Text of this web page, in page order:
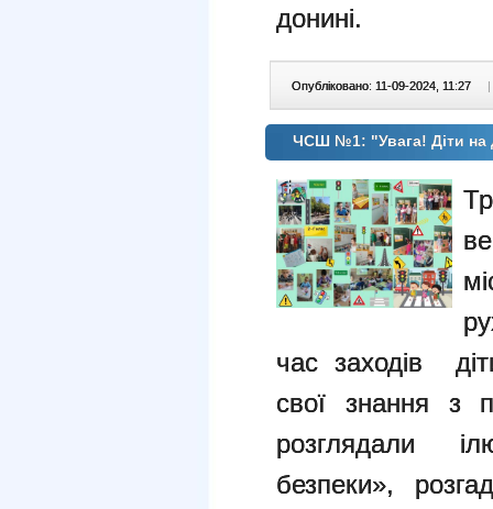
донині.
Опубліковано: 11-09-2024, 11:27 |
ЧСШ №1: "Увага! Діти на
час заходів
свої знання з
розглядали
безпеки»,